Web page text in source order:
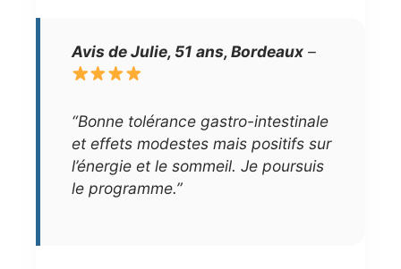
Avis de Julie, 51 ans, Bordeaux –
“Bonne tolérance gastro-intestinale
et effets modestes mais positifs sur
l’énergie et le sommeil. Je poursuis
le programme.”